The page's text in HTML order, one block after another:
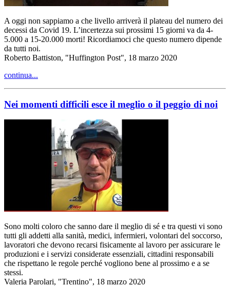
A oggi non sappiamo a che livello arriverà il plateau del numero dei
decessi da Covid 19. L’incertezza sui prossimi 15 giorni va da 4-
5.000 a 15-20.000 morti! Ricordiamoci che questo numero dipende
da tutti noi.
Roberto Battiston, "Huffington Post", 18 marzo 2020
continua...
Nei momenti difficili esce il meglio o il peggio di noi
Sono molti coloro che sanno dare il meglio di sé e tra questi vi sono
tutti gli addetti alla sanità, medici, infermieri, volontari del soccorso,
lavoratori che devono recarsi fisicamente al lavoro per assicurare le
produzioni e i servizi considerate essenziali, cittadini responsabili
che rispettano le regole perché vogliono bene al prossimo e a se
stessi.
Valeria Parolari, "Trentino", 18 marzo 2020